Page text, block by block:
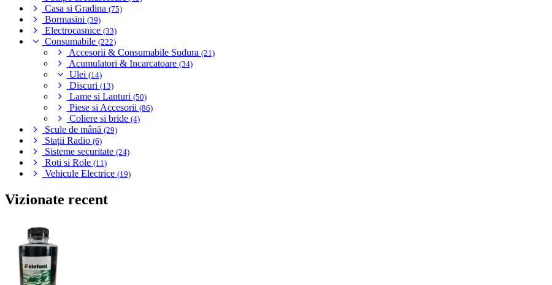
Casa si Gradina (75)
Bormasini (39)
Electrocasnice (33)
Consumabile (222)
Accesorii & Consumabile Sudura (21)
Acumulatori & Incarcatoare (34)
Ulei (14)
Discuri (13)
Lame si Lanturi (50)
Piese si Accesorii (86)
Coliere si bride (4)
Scule de mână (29)
Stații Radio (6)
Sisteme securitate (24)
Roti si Role (11)
Vehicule Electrice (19)
Vizionate recent